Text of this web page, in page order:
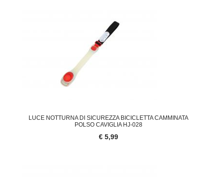
LUCE NOTTURNA DI SICUREZZA BICICLETTA CAMMINATA
POLSO CAVIGLIA HJ-028
€ 5,99